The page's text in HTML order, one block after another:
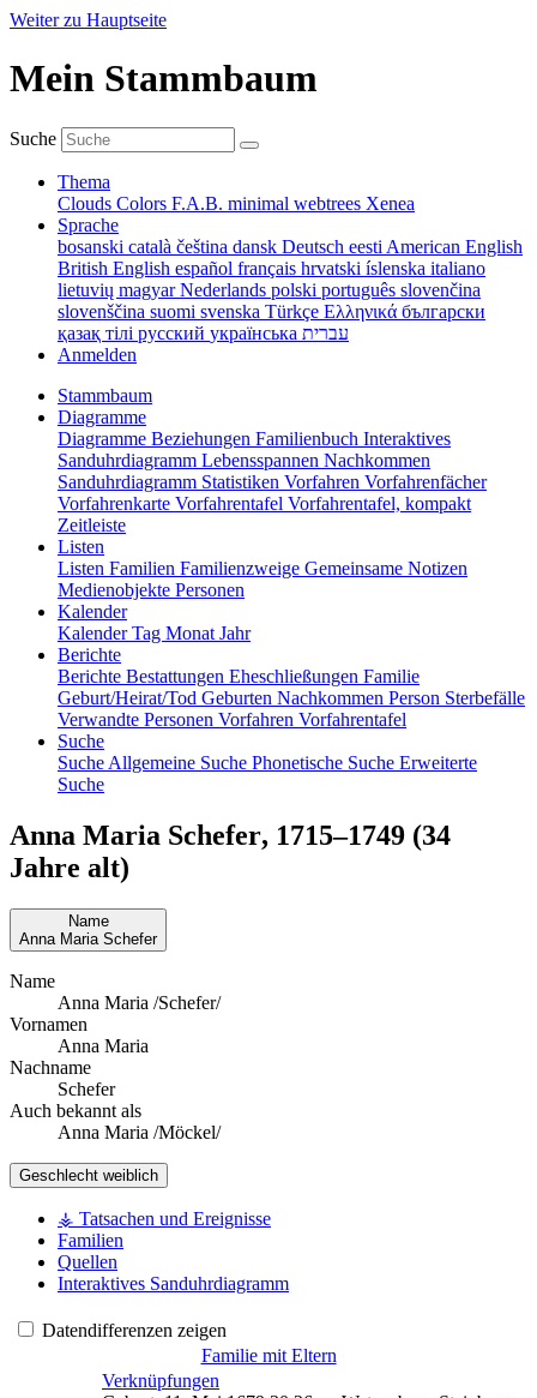
Weiter zu Hauptseite
Mein Stammbaum
Suche
Thema
Clouds Colors F.A.B. minimal webtrees Xenea
Sprache
bosanski català čeština dansk Deutsch eesti American English
British English español français hrvatski íslenska italiano
lietuvių magyarNederlands polski português slovenčina
slovenščina suomi svenska Türkçe Ελληνικά български
қазақ тілі русский українська עברית
Anmelden
Stammbaum
Diagramme
Diagramme Beziehungen Familienbuch Interaktives
Sanduhrdiagramm Lebensspannen Nachkommen
Sanduhrdiagramm Statistiken Vorfahren Vorfahrenfächer
Vorfahrenkarte Vorfahrentafel Vorfahrentafel, kompakt
Zeitleiste
Listen
Listen Familien Familienzweige Gemeinsame Notizen
Medienobjekte Personen
Kalender
KalenderTag Monat Jahr
Berichte
Berichte Bestattungen Eheschließungen Familie
Geburt/Heirat/Tod Geburten Nachkommen Person Sterbefälle
Verwandte Personen Vorfahren Vorfahrentafel
Suche
Suche Allgemeine Suche Phonetische Suche Erweiterte
Suche
Anna Maria Schefer, 1715–1749 (34
Jahre alt)
Name
Anna Maria Schefer
Name
Anna Maria /Schefer/
Vornamen
Anna Maria
Nachname
Schefer
Auch bekannt als
Anna Maria /Möckel/
Geschlecht weiblich
⚶ Tatsachen und Ereignisse
Familien
Quellen
Interaktives Sanduhrdiagramm
Datendifferenzen zeigen
Familie mit Eltern
Verknüpfungen